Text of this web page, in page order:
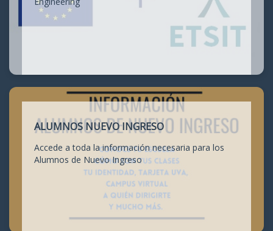
ALUMNOS NUEVO INGRESO
Accede a toda la información necesaria para los
Alumnos de Nuevo Ingreso